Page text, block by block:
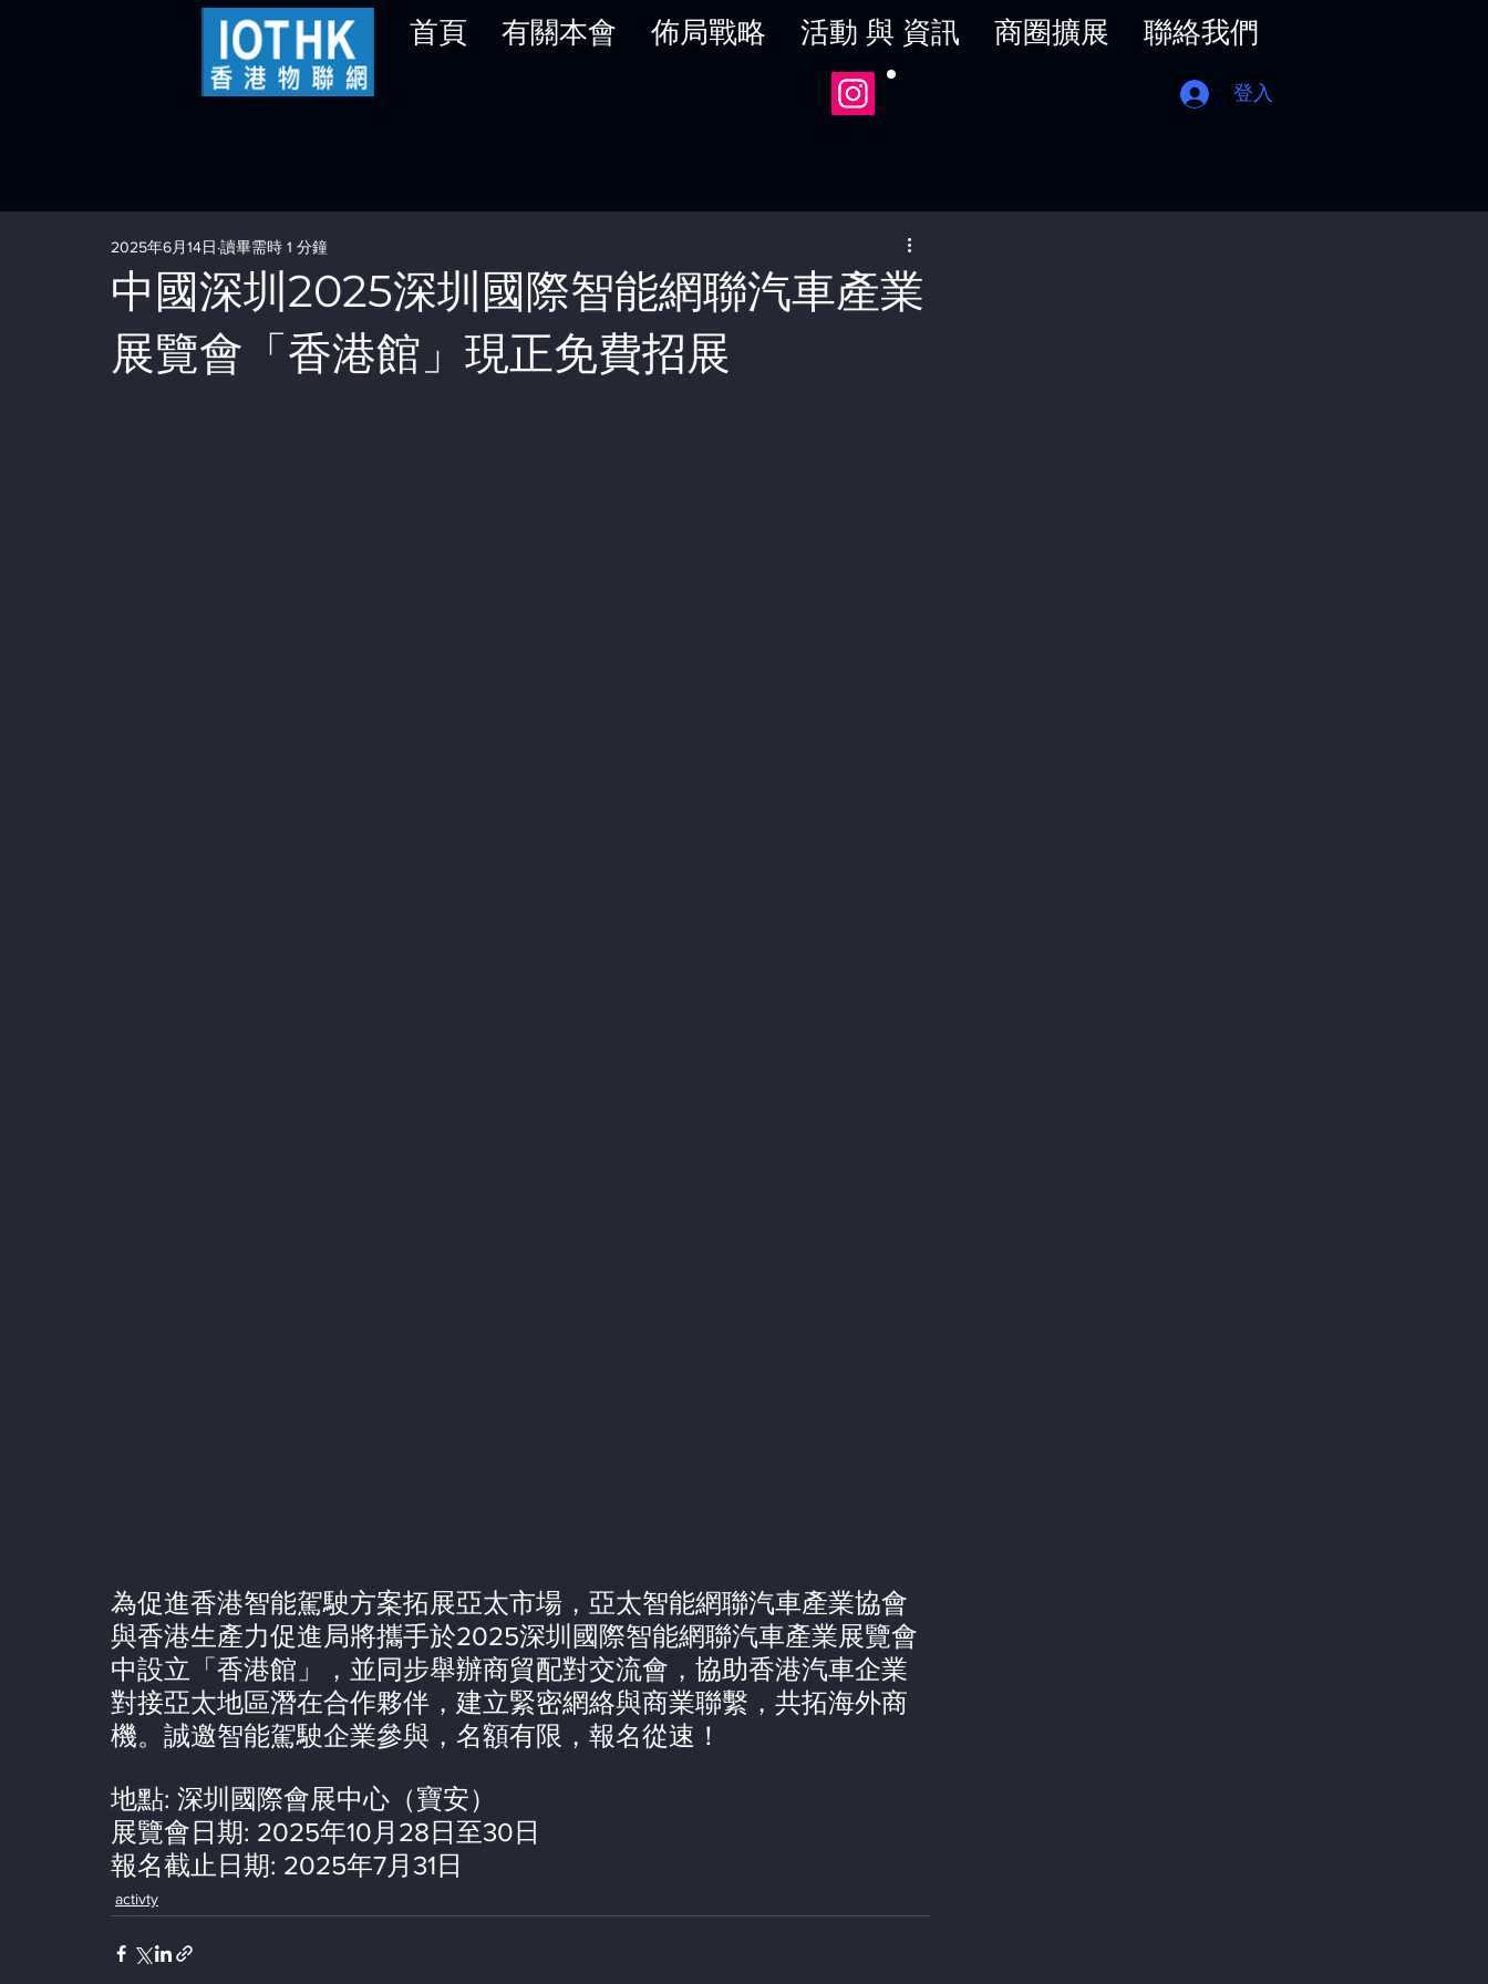
首頁 有關本會 佈局戰略 活動 與 資訊 商圈擴展 聯絡我們
登入
中國深圳2025深圳國際智能網聯汽⾞產業
展覽會「⾹港館」現正免費招展
2025年6月14日 讀畢需時 1 分鐘
為促進⾹港智能駕駛⽅案拓展亞太市場，亞太智能網聯汽⾞產業協會
與⾹港⽣產⼒促進局將攜⼿於2025深圳國際智能網聯汽⾞產業展覽會
中設⽴「⾹港館」，並同步舉辦商貿配對交流會，協助⾹港汽⾞企業
對接亞太地區潛在合作夥伴，建⽴緊密網絡與商業聯繫，共拓海外商
機。誠邀智能駕駛企業參與，名額有限，報名從速！
地點: 深圳國際會展中⼼（寶安）
展覽會⽇期: 2025年10⽉28⽇⾄30⽇
報名截⽌⽇期: 2025年7⽉31⽇
activty